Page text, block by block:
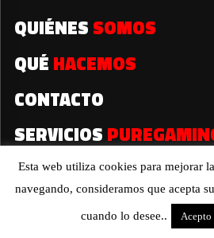
QUIÉNES SOMOS
QUÉ HACEMOS
CONTACTO
SERVICIOS
2019© Todos los
Esta web utiliza cookies para mejorar
navegando, consideramos que acepta
cuando lo desee.. Acepto